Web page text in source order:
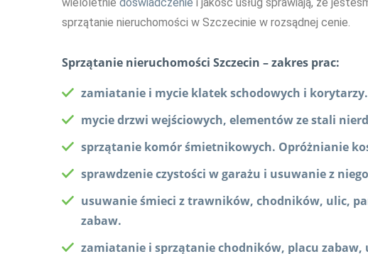
sprzątanie nieruchomości w Szczecinie w rozsądnej cenie.
Sprzątanie nieruchomości Szczecin – zakres prac:
zamiatanie i mycie klatek schodowych i korytarzy.
mycie drzwi wejściowych, elementów ze stali
sprzątanie komór śmietnikowych. Opróżnianie
sprawdzenie czystości w garażu i usuwanie z
usuwanie śmieci z trawników, chodników, ulic,
zabaw.
zamiatanie i sprzątanie chodników, placu zabaw,